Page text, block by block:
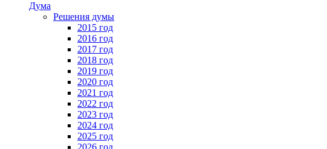
Дума
Решения думы
2015 год
2016 год
2017 год
2018 год
2019 год
2020 год
2021 год
2022 год
2023 год
2024 год
2025 год
2026 год